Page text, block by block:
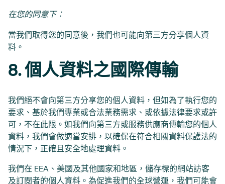
在您的同意下：
當我們取得您的同意後，我們也可能向第三方分享個人資
料。
8. 個人資料之國際傳輸
我們絕不會向第三方分享您的個人資料，但如為了執行您的
要求、基於我們專業或合法業務需求、或依據法律要求或許
可，不在此限。如我們向第三方或服務供應商傳輸您的個人
資料，我們會做適當安排，以確保在符合相關資料保護法的
情況下，正確且安全地處理資料。
我們在 EEA、美國及其他國家和地區，儲存標的網站訪客
及訂閱者的個人資料。為促進我們的全球營運，我們可能會